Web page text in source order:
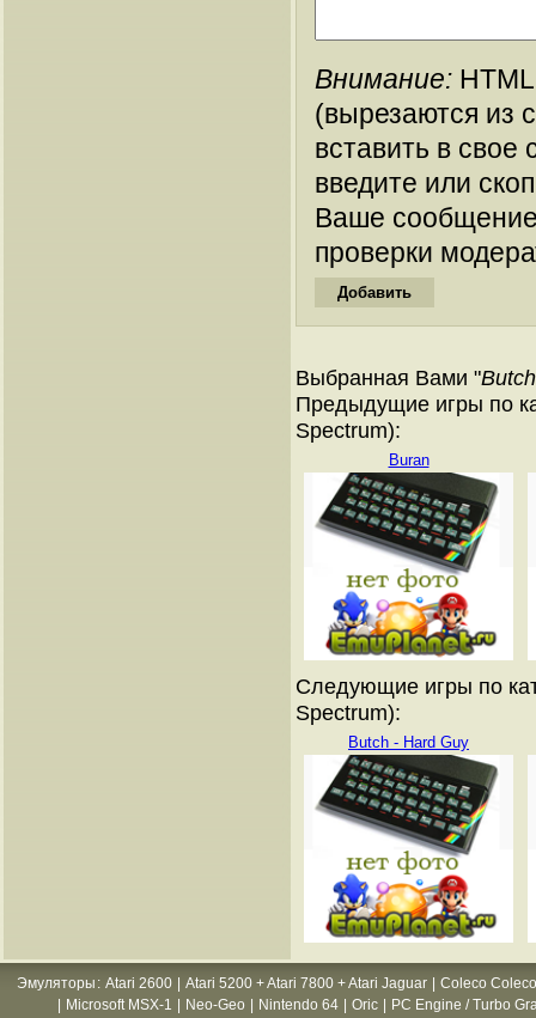
Внимание:
(вырезаются из
вставить в
введите или
Ваше
проверки
Выбранная Вами "
Предыдущие игры по
Spectrum):
Buran
Следующие игры по
Spectrum):
Butch - Hard Guy
Эмуляторы : Atari 2600 Atari 5200 + Atari 7800 + Atari Jaguar
Coleco
Microsoft MSX-1 Neo-Geo Nintendo 64 Oric PC Engine / Turbo